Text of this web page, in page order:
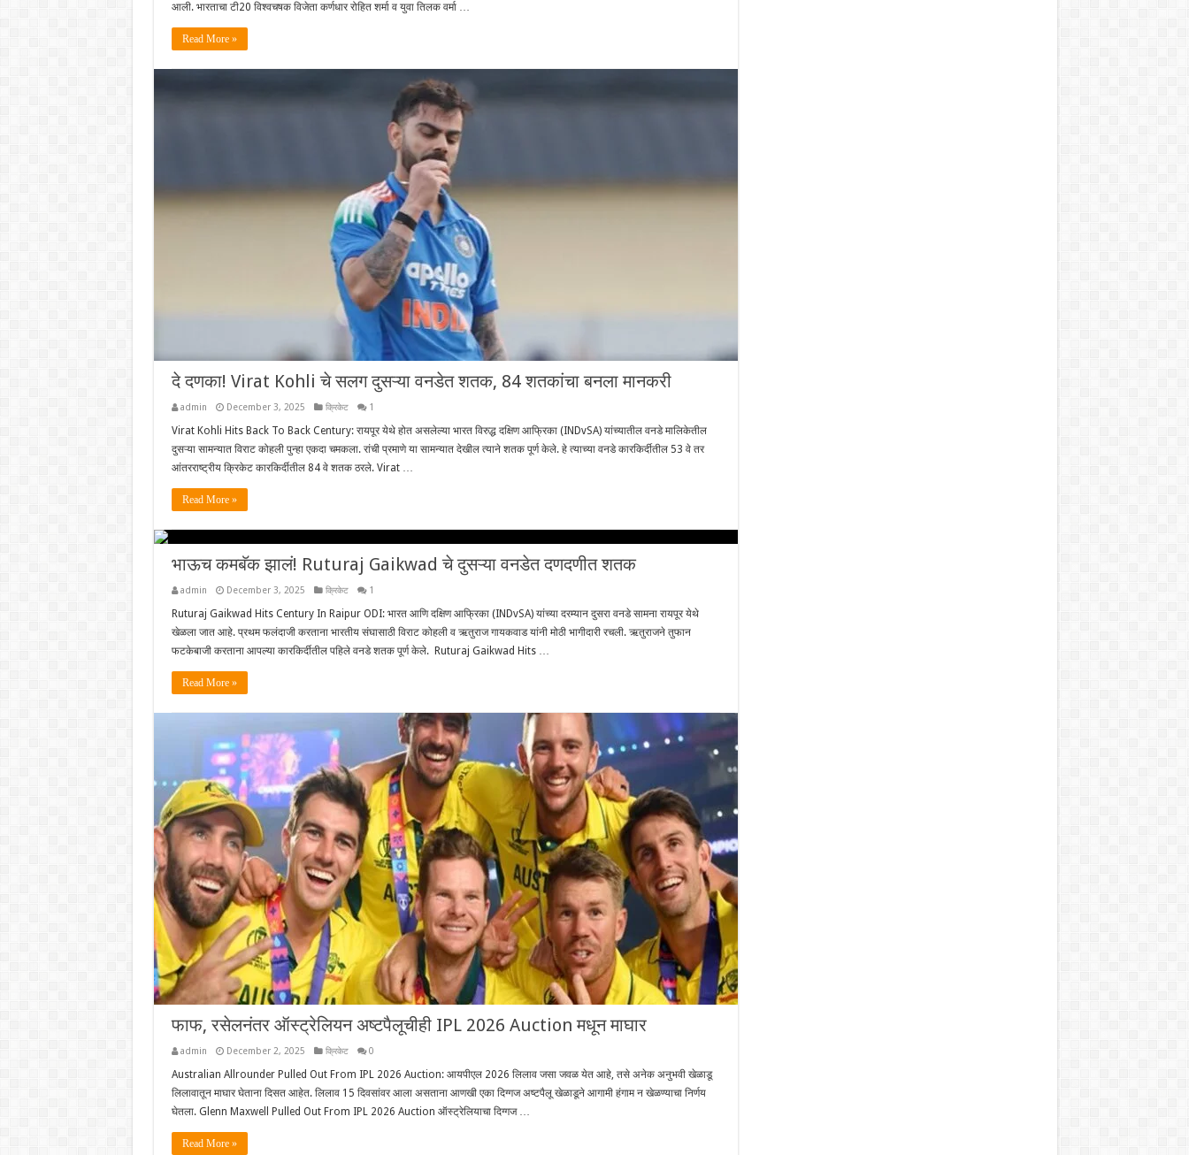
आली. भारताचा टी20 विश्वचषक विजेता कर्णधार रोहित शर्मा व युवा तिलक वर्मा …
Read More »
दे दणका! Virat Kohli चे सलग दुसऱ्या वनडेत शतक, 84 शतकांचा बनला मानकरी
admin December 3, 2025 क्रिकेट 1
Virat Kohli Hits Back To Back Century: रायपूर येथे होत असलेल्या भारत विरुद्ध दक्षिण आफ्रिका (INDvSA) यांच्यातील वनडे मालिकेतील
दुसऱ्या सामन्यात विराट कोहली पुन्हा एकदा चमकला. रांची प्रमाणे या सामन्यात देखील त्याने शतक पूर्ण केले. हे त्याच्या वनडे कारकिर्दीतील 53 वे तर
आंतरराष्ट्रीय क्रिकेट कारकिर्दीतील 84 वे शतक ठरले. Virat …
Read More »
भाऊच कमबॅक झालं! Ruturaj Gaikwad चे दुसऱ्या वनडेत दणदणीत शतक
admin December 3, 2025 क्रिकेट 1
Ruturaj Gaikwad Hits Century In Raipur ODI: भारत आणि दक्षिण आफ्रिका (INDvSA) यांच्या दरम्यान दुसरा वनडे सामना रायपूर येथे
खेळला जात आहे. प्रथम फलंदाजी करताना भारतीय संघासाठी विराट कोहली व ऋतुराज गायकवाड यांनी मोठी भागीदारी रचली. ऋतुराजने तुफान
फटकेबाजी करताना आपल्या कारकिर्दीतील पहिले वनडे शतक पूर्ण केले. Ruturaj Gaikwad Hits …
Read More »
फाफ, रसेलनंतर ऑस्ट्रेलियन अष्टपैलूचीही IPL 2026 Auction मधून माघार
admin December 2, 2025 क्रिकेट 0
Australian Allrounder Pulled Out From IPL 2026 Auction: आयपीएल 2026 लिलाव जसा जवळ येत आहे, तसे अनेक अनुभवी खेळाडू
लिलावातून माघार घेताना दिसत आहेत. लिलाव 15 दिवसांवर आला असताना आणखी एका दिग्गज अष्टपैलू खेळाडूने आगामी हंगाम न खेळण्याचा निर्णय
घेतला. Glenn Maxwell Pulled Out From IPL 2026 Auction ऑस्ट्रेलियाचा दिग्गज …
Read More »